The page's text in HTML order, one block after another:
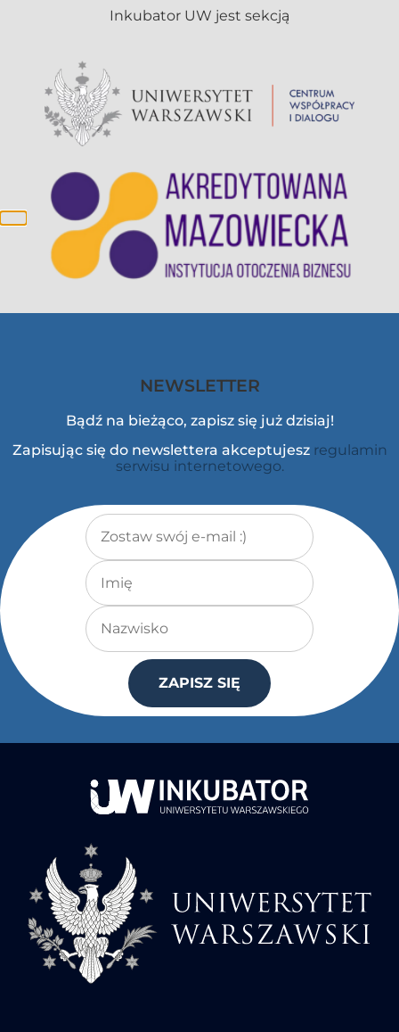
NEWSLETTER
Bądź na bieżąco, zapisz się już dzisiaj!
Zapisując się do newslettera akceptujesz regulamin
serwisu internetowego.
Adres e-mail*
Imię
Nazwisko
ZAPISZ SIĘ